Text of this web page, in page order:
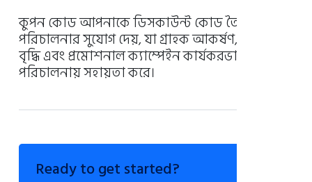
কুপন কোড আপনাকে ডিসকাউন্ট কোড তৈরি ও
পরিচালনার সুযোগ দেয়, যা গ্রাহক আকর্ষণ, বিক্রয়
বৃদ্ধি এবং প্রমোশনাল ক্যাম্পেইন কার্যকরভাবে
পরিচালনায় সহায়তা করে।
Ready to get started?